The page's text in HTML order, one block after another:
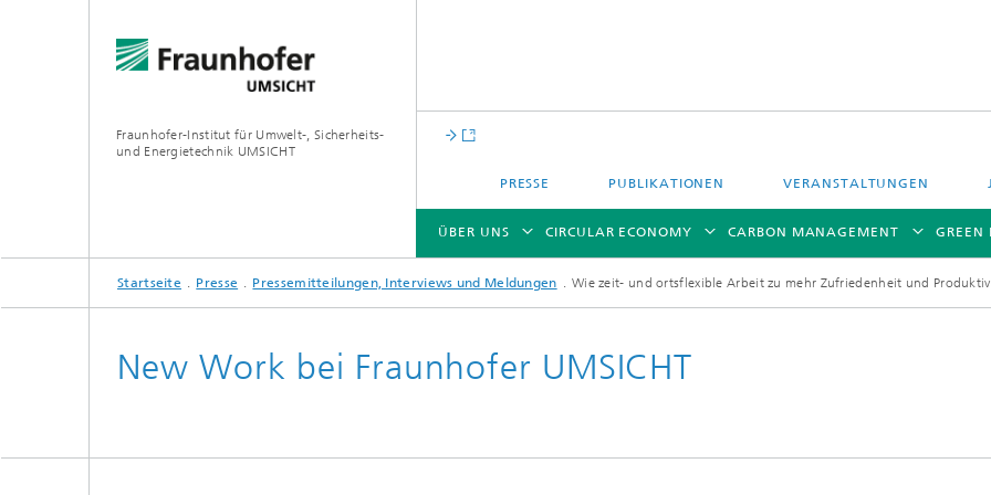
Fraunhofer-Institut für Umwelt-, Sicherheits-
und Energietechnik UMSICHT
PRESSE PUBLIKATIONEN VERANSTALTUNGEN
ÜBER UNS
ÜBER UNS
CIRCULAR ECONOMY
CIRCULAR ECONOMY
CARBON MANAGEMENT
CARBON MANAGEMENT
GREEN
GREEN HYDROGEN
LOCAL ENERGY SYSTEMS
Startseite Presse Pressemitteilungen, Interviews und Meldungen Wie zeit- und ortsflexible Arbeit zu mehr Zufriedenheit und
New Work bei Fraunhofer UMSICHT